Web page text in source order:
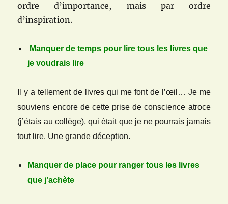
ordre d’importance, mais par ordre
d’inspiration.
Manquer de temps pour lire tous les livres que
je voudrais lire
Il y a tellement de livres qui me font de l’œil… Je me
souviens encore de cette prise de conscience atroce
(j’étais au collège), qui était que je ne pourrais jamais
tout lire. Une grande déception.
Manquer de place pour ranger tous les livres
que j’achète